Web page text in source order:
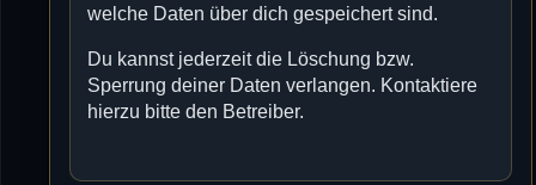
welche Daten über dich gespeichert sind.
Du kannst jederzeit die Löschung bzw.
Sperrung deiner Daten verlangen. Kontaktiere
hierzu bitte den Betreiber.